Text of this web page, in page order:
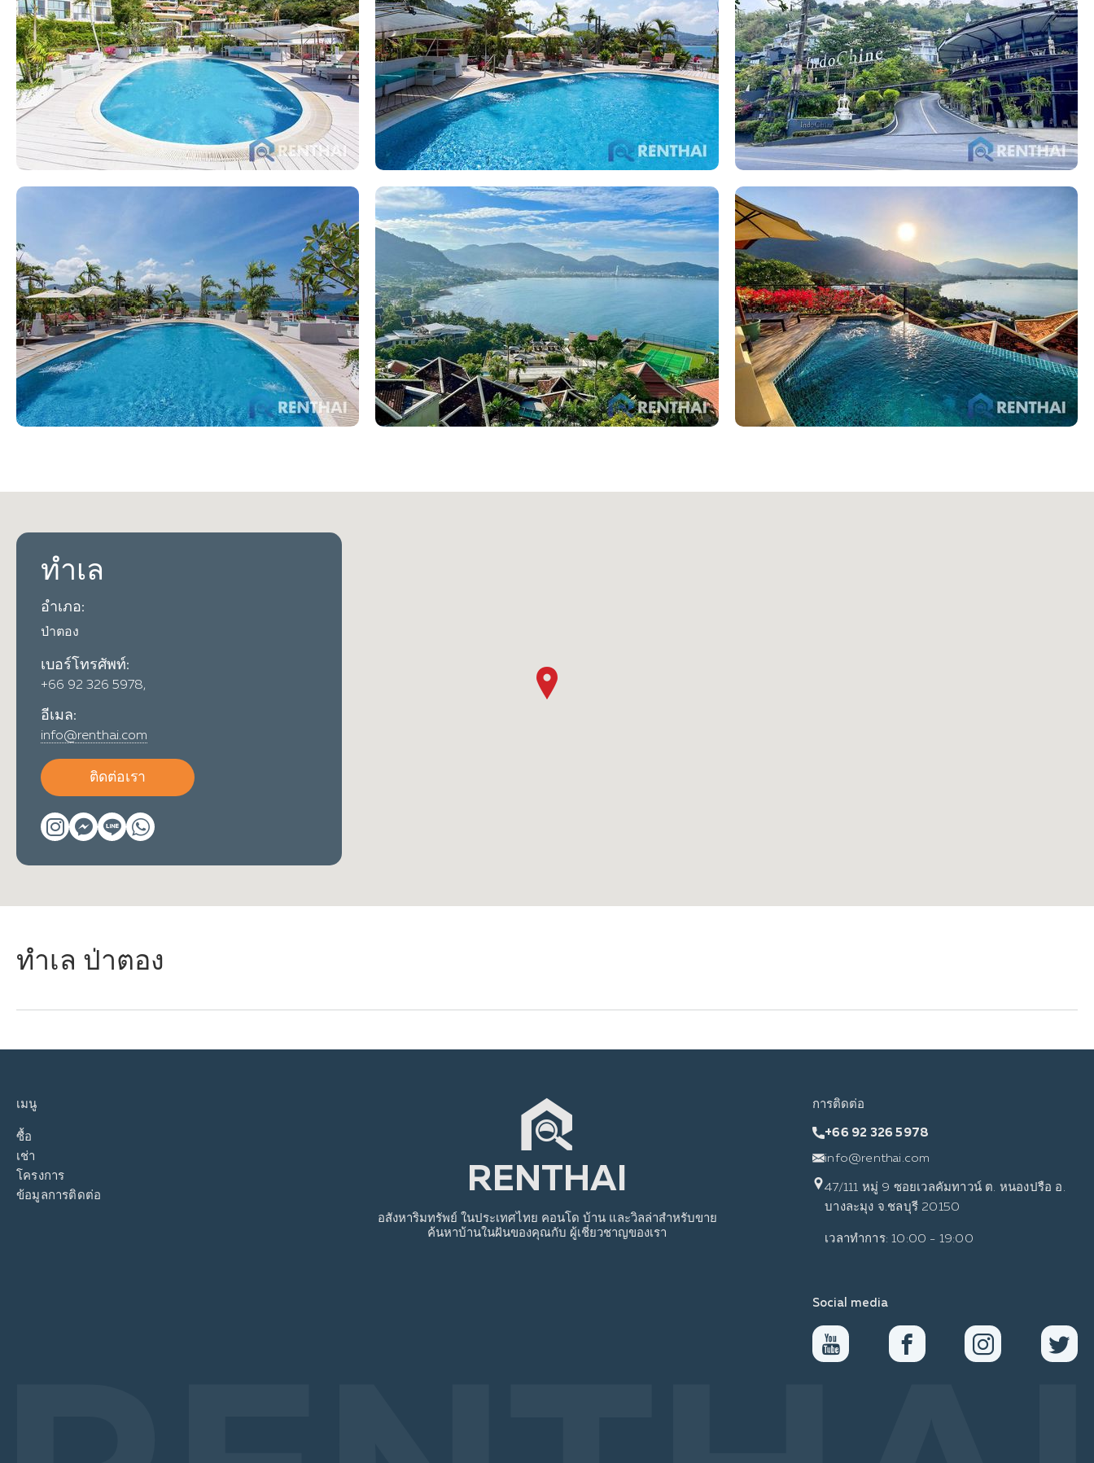
ทำเล
อำเภอ:
ป่าตอง
เบอร์โทรศัพท์:
+66 92 326 5978,
อีเมล:
info@renthai.com
ติดต่อเรา
ทำเล ป่าตอง
เมนู
ซื้อ
เช่า
โครงการ
ข้อมูลการติดต่อ
RENTHAI
อสังหาริมทรัพย์ ในประเทศไทย คอนโด บ้าน และวิลล่าสำหรับขาย
ค้นหาบ้านในฝันของคุณกับ ผู้เชี่ยวชาญของเรา
การติดต่อ
+66 92 326 5978
info@renthai.com
47/111 หมู่ 9 ซอยเวลคัมทาวน์ ต. หนองปรือ อ.
บางละมุง จ.ชลบุรี 20150
เวลาทำการ: 10:00 - 19:00
Social media